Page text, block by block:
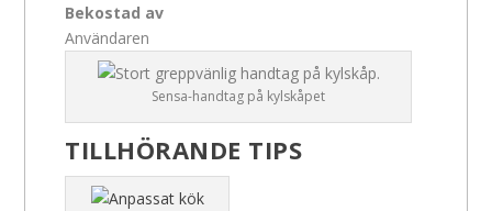
Bekostad av
Användaren
Sensa-handtag på kylskåpet
TILLHÖRANDE TIPS